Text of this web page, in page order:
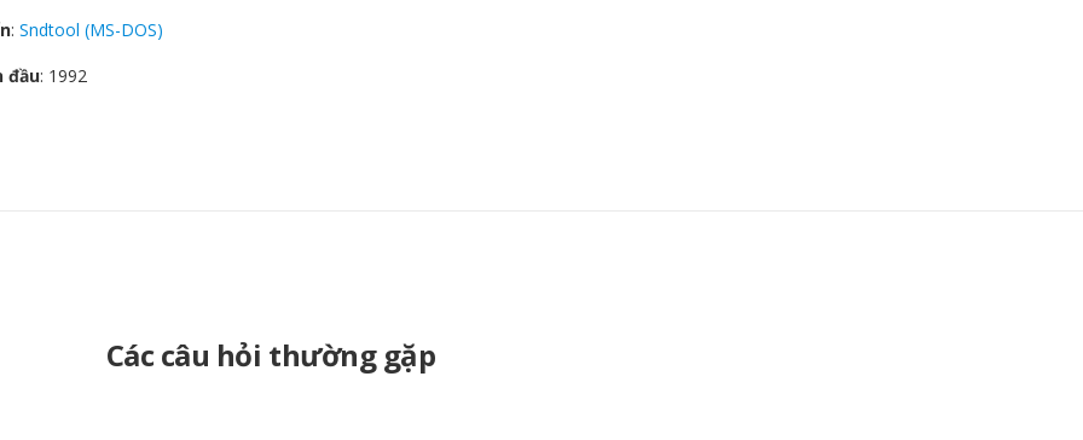
: Sndtool (MS-DOS)
đầu: 1992
Các câu hỏi thường gặp